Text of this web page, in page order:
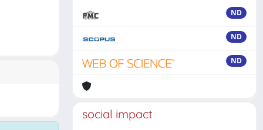
ND
ND
ND
social impact